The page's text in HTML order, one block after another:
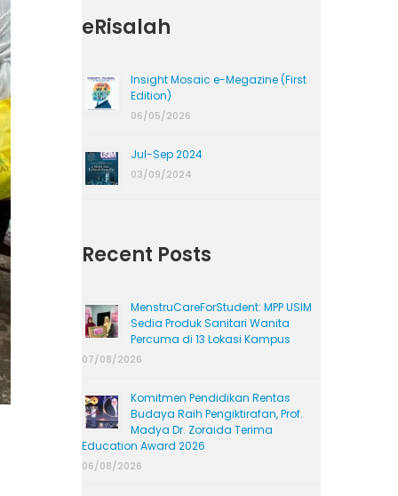
eRisalah
Insight Mosaic e-Megazine (First
Edition)
06/05/2026
Jul-Sep 2024
03/09/2024
Recent Posts
MenstruCareForStudent: MPP USIM
Sedia Produk Sanitari Wanita
Percuma di 13 Lokasi Kampus
07/08/2026
Komitmen Pendidikan Rentas
Budaya Raih Pengiktirafan, Prof.
Madya Dr. Zoraida Terima
Education Award 2026
06/08/2026